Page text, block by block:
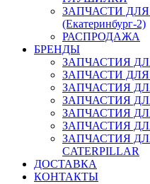
ЗАПЧАСТИ
(Екатеринбург-2)
РАСПРОДАЖА
БРЕНДЫ
ЗАПЧАСТИЯ
ЗАПЧАСТИ ДЛЯ
ЗАПЧАСТИЯ
ЗАПЧАСТИЯ
ЗАПЧАСТИЯ
ЗАПЧАСТИЯ
ЗАПЧАСТИЯ
CATERPILLAR
ДОСТАВКА
КОНТАКТЫ